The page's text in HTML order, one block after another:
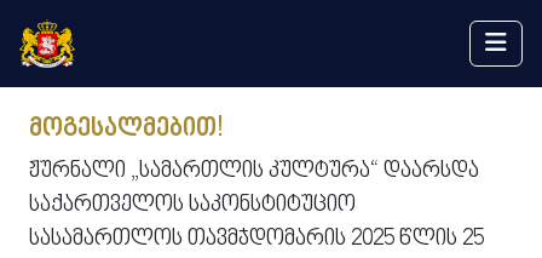
მოგესალმებით!
ᲟᲣᲠᲜᲐᲚᲘ „ᲡᲐᲛᲐᲠᲗᲚᲘᲡ ᲙᲣᲚᲢᲣᲠᲐ“ ᲓᲐᲐᲠᲡᲓᲐ
ᲡᲐᲥᲐᲠᲗᲕᲔᲚᲝᲡ ᲡᲐᲙᲝᲜᲡᲢᲘᲢᲣᲪᲘᲝ
ᲡᲐᲡᲐᲛᲐᲠᲗᲚᲝᲡ ᲗᲐᲕᲛᲯᲓᲝᲛᲐᲠᲘᲡ 2025 ᲬᲚᲘᲡ 25